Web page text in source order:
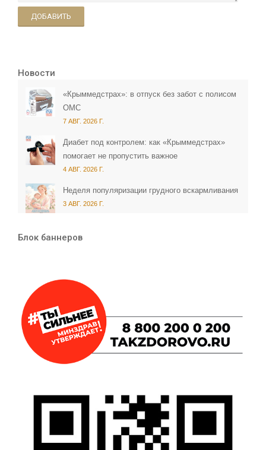
ДОБАВИТЬ
Новости
«Крыммедстрах»: в отпуск без забот с полисом
ОМС
7 АВГ. 2026 Г.
Диабет под контролем: как «Крыммедстрах»
помогает не пропустить важное
4 АВГ. 2026 Г.
Неделя популяризации грудного вскармливания
3 АВГ. 2026 Г.
Блок баннеров